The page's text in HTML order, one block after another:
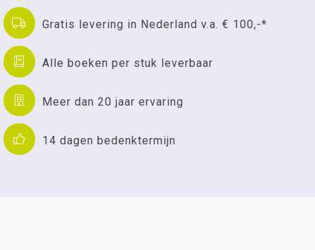
Gratis levering in Nederland v.a. € 100,-*
Alle boeken per stuk leverbaar
Meer dan 20 jaar ervaring
14 dagen bedenktermijn